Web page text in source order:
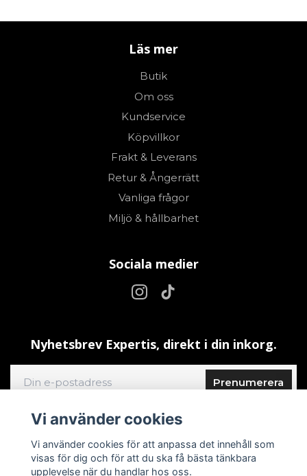
Läs mer
Butik
Om oss
Kundservice
Köpvillkor
Frakt & Leverans
Retur & Ångerrätt
Vanliga frågor
Miljö & hållbarhet
Sociala medier
Nyhetsbrev Expertis, direkt i din inkorg.
Prenumerera
Vi använder cookies
Vi använder cookies för att anpassa det innehåll som
visas för dig och för att du ska få bästa tänkbara
upplevelse när du handlar hos oss.